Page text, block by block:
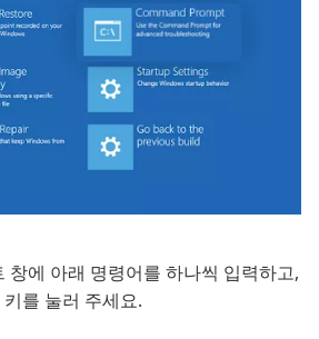
창에 아래 명령어를 하나씩 입력하고,
를 눌러 주세요.